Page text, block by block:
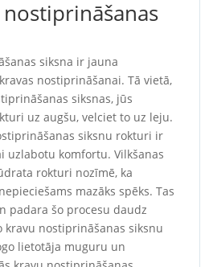
nostiprināšanas
siksna ir jauna
nostiprināšanai. Tā vietā,
siksnas, jūs
uz augšu, velciet to uz leju.
siksnu rokturi ir
uzlabotu komfortu. Vilkšanas
rokturi nozīmē, ka
mazāks spēks. Tas
padara šo procesu daudz
kravu nostiprināšanas siksnu
lietotāja muguru un